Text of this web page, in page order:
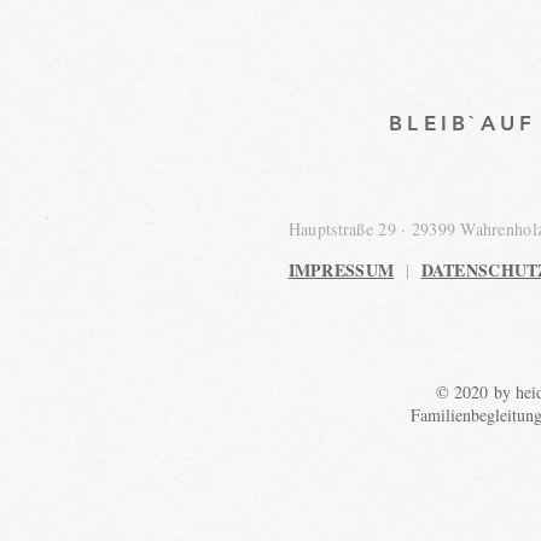
Hauptstraße 29 · 29399
IMPRESSUM |
© 2020 by